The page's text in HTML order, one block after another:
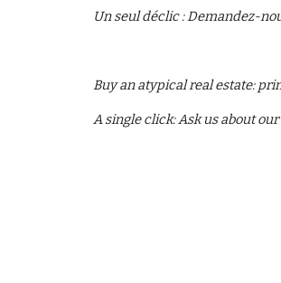
Un seul déclic : Demandez-
Buy an atypical real estate:
A single click: Ask us about